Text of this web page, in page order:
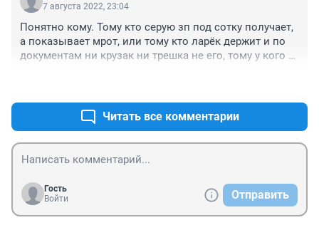
7 августа 2022, 23:04
Понятно кому. Тому кто серую зп под сотку получает,
а показывает мрот, или тому кто ларёк держит и по
документам ни крузак ни трешка не его, тому у кого 5
Читать все комментарии
Гость
Войти
Отправить